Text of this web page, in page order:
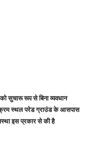
रूप से बिना व्यवधान
स्थल परेड ग्राउंड के आसपास
इस प्रकार से की है